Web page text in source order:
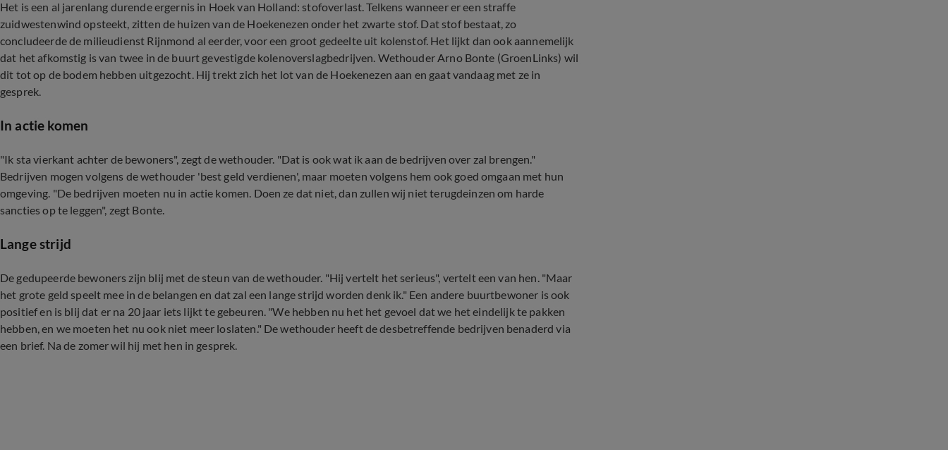
Het is een al jarenlang durende ergernis in Hoek van Holland: stofoverlast. Telkens wanneer er een straffe
zuidwestenwind opsteekt, zitten de huizen van de Hoekenezen onder het zwarte stof. Dat stof bestaat, zo
concludeerde de milieudienst Rijnmond al eerder, voor een groot gedeelte uit kolenstof. Het lijkt dan ook aannemelijk
dat het afkomstig is van twee in de buurt gevestigde kolenoverslagbedrijven. Wethouder Arno Bonte (GroenLinks) wil
dit tot op de bodem hebben uitgezocht. Hij trekt zich het lot van de Hoekenezen aan en gaat vandaag met ze in
gesprek.
In actie komen
"Ik sta vierkant achter de bewoners", zegt de wethouder. "Dat is ook wat ik aan de bedrijven over zal brengen."
Bedrijven mogen volgens de wethouder 'best geld verdienen', maar moeten volgens hem ook goed omgaan met hun
omgeving. "De bedrijven moeten nu in actie komen. Doen ze dat niet, dan zullen wij niet terugdeinzen om harde
sancties op te leggen", zegt Bonte.
Lange strijd
De gedupeerde bewoners zijn blij met de steun van de wethouder. "Hij vertelt het serieus", vertelt een van hen. "Maar
het grote geld speelt mee in de belangen en dat zal een lange strijd worden denk ik." Een andere buurtbewoner is ook
positief en is blij dat er na 20 jaar iets lijkt te gebeuren. "We hebben nu het het gevoel dat we het eindelijk te pakken
hebben, en we moeten het nu ook niet meer loslaten." De wethouder heeft de desbetreffende bedrijven benaderd via
een brief. Na de zomer wil hij met hen in gesprek.